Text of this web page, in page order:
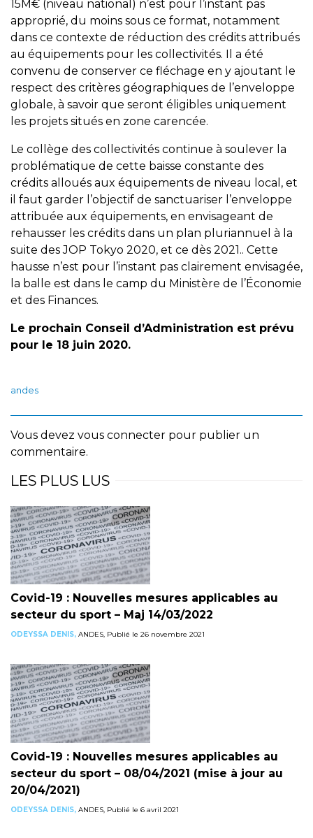
15M€ (niveau national) n’est pour l’instant pas
approprié, du moins sous ce format, notamment
dans ce contexte de réduction des crédits attribués
au équipements pour les collectivités. Il a été
convenu de conserver ce fléchage en y ajoutant le
respect des critères géographiques de l’enveloppe
globale, à savoir que seront éligibles uniquement
les projets situés en zone carencée.
Le collège des collectivités continue à soulever la
problématique de cette baisse constante des
crédits alloués aux équipements de niveau local, et
il faut garder l’objectif de sanctuariser l’enveloppe
attribuée aux équipements, en envisageant de
rehausser les crédits dans un plan pluriannuel à la
suite des JOP Tokyo 2020, et ce dès 2021.. Cette
hausse n’est pour l’instant pas clairement envisagée,
la balle est dans le camp du Ministère de l’Économie
et des Finances.
Le prochain Conseil d’Administration est prévu
pour le 18 juin 2020.
andes
Vous devez vous connecter pour publier un
commentaire.
LES PLUS LUS
Covid-19 : Nouvelles mesures applicables au
secteur du sport – Maj 14/03/2022
ODEYSSA DENIS, ANDES, Publié le 26 novembre 2021
Covid-19 : Nouvelles mesures applicables au
secteur du sport – 08/04/2021 (mise à jour au
20/04/2021)
ODEYSSA DENIS, ANDES, Publié le 6 avril 2021